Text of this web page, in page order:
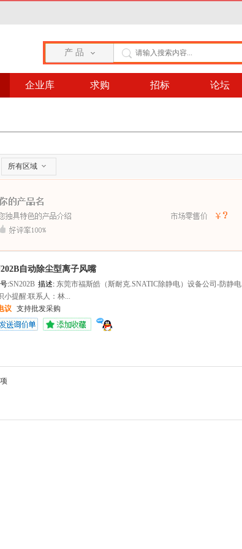
产 品
企业库 求购 招标 论坛
所有区域
自动除尘型离子风嘴
:SN202B 描述: 东莞市福斯皓（斯耐克.SNATIC除静电）设备公司-防静电
小提醒:联系人：林...
议 支持批发采购